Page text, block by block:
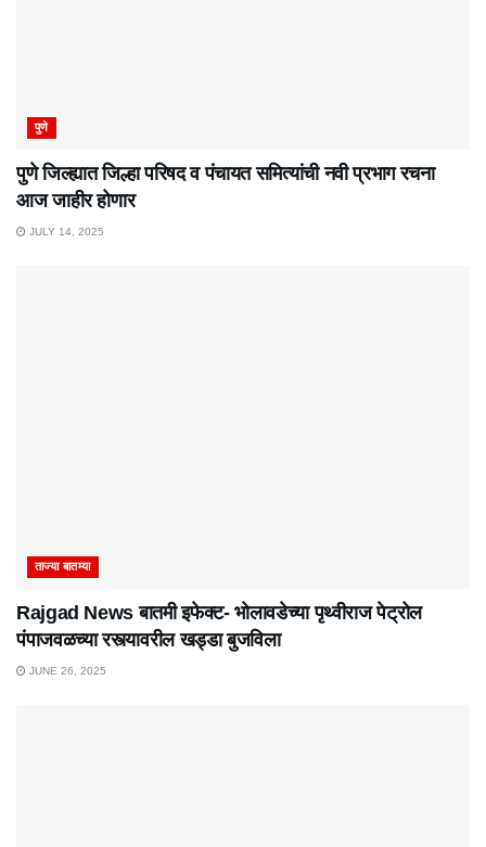
पुणे
पुणे जिल्ह्यात जिल्हा परिषद व पंचायत समित्यांची नवी प्रभाग रचना
आज जाहीर होणार
JULY 14, 2025
ताज्या बातम्या
Rajgad News बातमी इफेक्ट- भोलावडेच्या पृथ्वीराज पेट्रोल
पंपाजवळच्या रस्त्यावरील खड्डा बुजविला
JUNE 26, 2025